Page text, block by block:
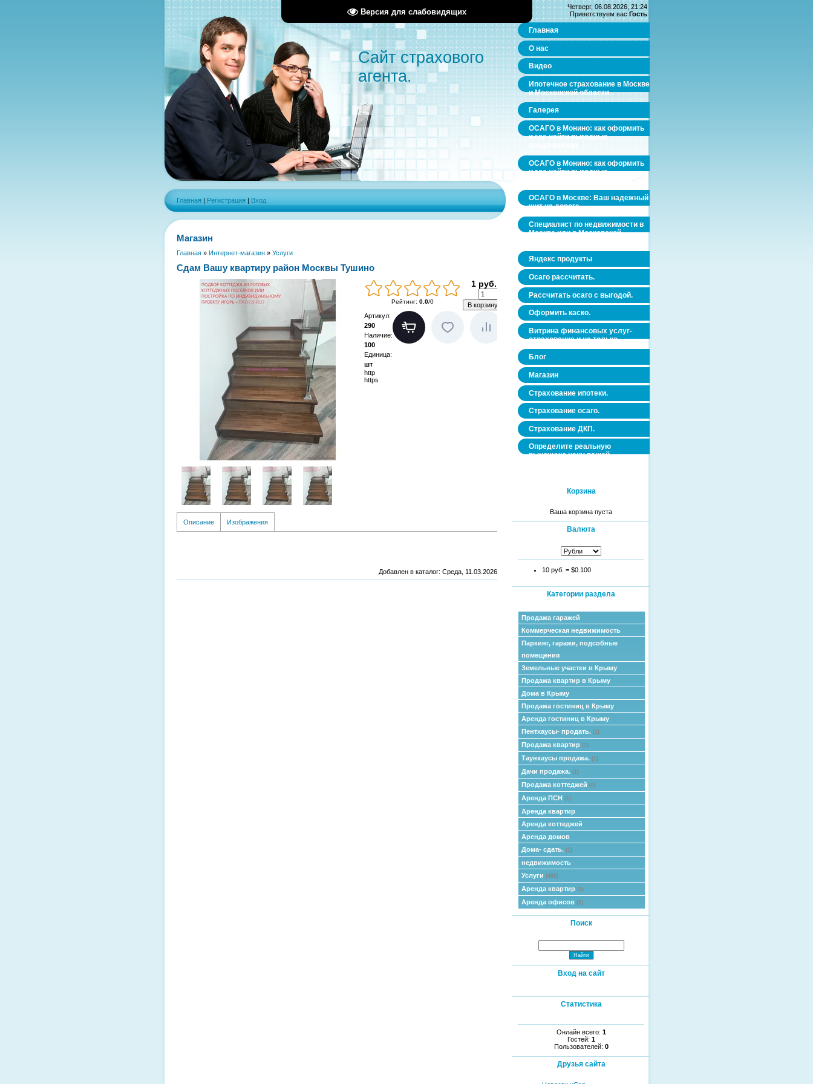
Версия для слабовидящих
Сайт страхового
агента.
Главная | Регистрация | Вход
Магазин
Главная » Интернет-магазин » Услуги
Сдам Вашу квартиру район Москвы Тушино
Рейтинг: 0.0/0
1 руб.
Артикул:
290
Наличие:
100
Единица:
шт
http
https
Описание Изображения
Добавлен в каталог: Среда, 11.03.2026
Четверг, 06.08.2026, 21:24
Приветствуем вас Гость
Главная
О нас
Видео
Ипотечное страхование в Москве
и Московской области.
Галерея
ОСАГО в Монино: как оформить
и где найти выгодные
ОСАГО в Монино: как оформить
и где найти выгодные
ОСАГО в Москве: Ваш надежный
щит на дороге
Специалист по недвижимости в
Москве или в Московской
Яндекс продукты
Осаго рассчитать.
Рассчитать осаго с выгодой.
Оформить каско.
Витрина финансовых услуг-
страхование и не только.
Блог
Магазин
Страхование ипотеки.
Страхование осаго.
Страхование ДКП.
Определите реальную
рыночную цену вашей
Корзина
Ваша корзина пуста
Валюта
10 руб. = $0.100
Категории раздела
Продажа гаражей
Коммерческая недвижимость
Паркинг, гаражи, подсобные
помещения
Земельные участки в Крыму
Продажа квартир в Крыму
Дома в Крыму
Продажа гостиниц в Крыму
Аренда гостиниц в Крыму
Пентхаусы- продать. (1)
Продажа квартир (7)
Таунхаусы продажа. (1)
Дачи продажа. (1)
Продажа коттеджей (8)
Аренда ПСН (1)
Аренда квартир
Аренда коттеджей
Аренда домов
Дома- сдать. (1)
недвижимость
Услуги (482)
Аренда квартир (1)
Аренда офисов (2)
Поиск
Вход на сайт
Статистика
Онлайн всего: 1
Гостей: 1
Пользователей: 0
Друзья сайта